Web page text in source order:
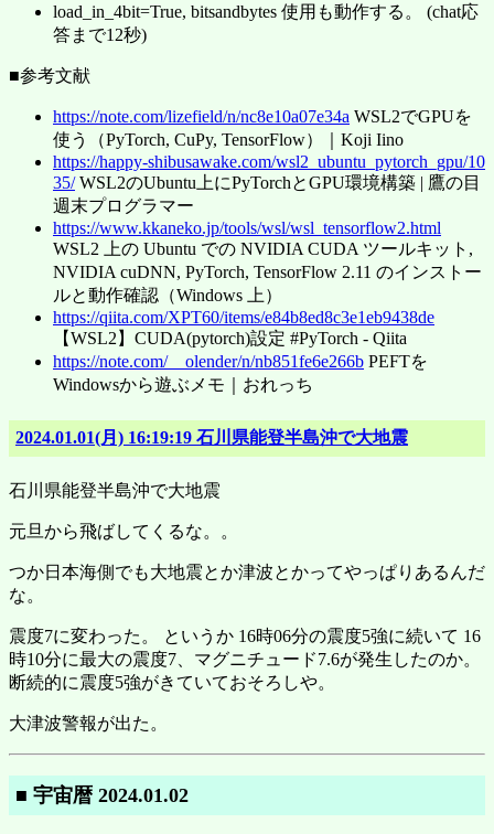
load_in_4bit=True, bitsandbytes 使用も動作する。 (chat応
答まで12秒)
■参考文献
https://note.com/lizefield/n/nc8e10a07e34a WSL2でGPUを
使う（PyTorch, CuPy, TensorFlow）｜Koji Iino
https://happy-shibusawake.com/wsl2_ubuntu_pytorch_gpu/10
35/WSL2のUbuntu上にPyTorchとGPU環境構築 | 鷹の目
週末プログラマー
https://www.kkaneko.jp/tools/wsl/wsl_tensorflow2.html
WSL2 上の Ubuntu での NVIDIA CUDA ツールキット,
NVIDIA cuDNN, PyTorch, TensorFlow 2.11 のインストー
ルと動作確認（Windows 上）
https://qiita.com/XPT60/items/e84b8ed8c3e1eb9438de
【WSL2】CUDA(pytorch)設定 #PyTorch - Qiita
https://note.com/__olender/n/nb851fe6e266b PEFTを
Windowsから遊ぶメモ｜おれっち
2024.01.01(月) 16:19:19 石川県能登半島沖で大地震
石川県能登半島沖で大地震
元旦から飛ばしてくるな。。
つか日本海側でも大地震とか津波とかってやっぱりあるんだ
な。
震度7に変わった。 というか 16時06分の震度5強に続いて 16
時10分に最大の震度7、マグニチュード7.6が発生したのか。
断続的に震度5強がきていておそろしや。
大津波警報が出た。
■ 宇宙暦 2024.01.02